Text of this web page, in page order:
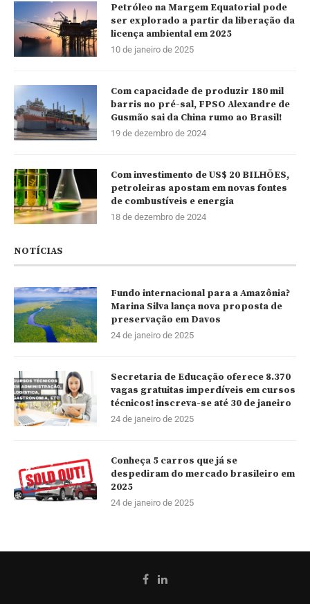
Petróleo na Margem Equatorial pode
ser explorado a partir da liberação da
licença ambiental em 2025
10 de janeiro de 2025
Com capacidade de produzir 180 mil
barris no pré-sal, FPSO Alexandre de
Gusmão sai da China rumo ao Brasil!
19 de dezembro de 2024
Com investimento de US$ 20 BILHÕES,
petroleiras apostam em novas fontes
de combustíveis e energia
18 de dezembro de 2024
NOTÍCIAS
Fundo internacional para a Amazônia?
Marina Silva lança nova proposta de
preservação em Davos
24 de janeiro de 2025
Secretaria de Educação oferece 8.370
vagas gratuitas imperdíveis em cursos
técnicos! inscreva-se até 30 de janeiro
24 de janeiro de 2025
Conheça 5 carros que já se
despediram do mercado brasileiro em
2025
24 de janeiro de 2025